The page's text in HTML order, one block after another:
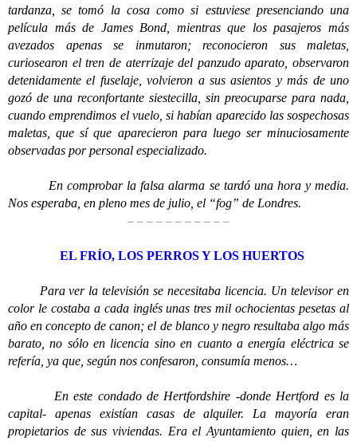
tardanza, se tomó la cosa como si estuviese presenciando una
película más de James Bond, mientras que los pasajeros más
avezados apenas se inmutaron; reconocieron sus maletas,
curiosearon el tren de aterrizaje del panzudo aparato, observaron
detenidamente el fuselaje, volvieron a sus asientos y más de uno
gozó de una reconfortante siestecilla, sin preocuparse para nada,
cuando emprendimos el vuelo, si habían aparecido las sospechosas
maletas, que sí que aparecieron para luego ser minuciosamente
observadas por personal especializado.
En comprobar la falsa alarma se tardó una hora y media.
Nos esperaba, en pleno mes de julio, el “fog” de Londres.
– – – – – – – – – – –
EL FRÍO, LOS PERROS Y LOS HUERTOS
Para ver la televisión se necesitaba licencia. Un televisor en
color le costaba a cada inglés unas tres mil ochocientas pesetas al
año en concepto de canon; el de blanco y negro resultaba algo más
barato, no sólo en licencia sino en cuanto a energía eléctrica se
refería, ya que, según nos confesaron, consumía menos…
En este condado de Hertfordshire -donde Hertford es la
capital- apenas existían casas de alquiler. La mayoría eran
propietarios de sus viviendas. Era el Ayuntamiento quien, en las